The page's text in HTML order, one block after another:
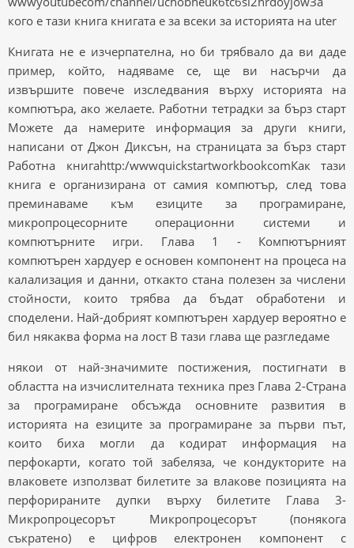
кого е тази книга книгата е за всеки за историята на uter
Книгата не е изчерпателна, но би трябвало да ви даде
пример, който, надяваме се, ще ви насърчи да
извършите повече изследвания върху историята на
компютъра, ако желаете. Работни тетрадки за бърз старт
Можете да намерите информация за други книги,
написани от Джон Диксън, на страницата за бърз старт
Работна книгаhttp:/wwwquickstartworkbookcomКак тази
книга е организирана от самия компютър, след това
преминаваме към езиците за програмиране,
микропроцесорните операционни системи и
компютърните игри. Глава 1 - Компютърният
компютърен хардуер е основен компонент на процеса на
калализация и данни, откакто стана полезен за числени
стойности, които трябва да бъдат обработени и
споделени. Най-добрият компютърен хардуер вероятно е
бил някаква форма на лост В тази глава ще разгледаме
някои от най-значимите постижения, постигнати в
областта на изчислителната техника през Глава 2-Страна
за програмиране обсъжда основните развития в
историята на езиците за програмиране за първи път,
които биха могли да кодират информация на
перфокарти, когато той забеляза, че кондукторите на
влаковете използват билетите за влакове позицията на
перфорираните дупки върху билетите Глава 3-
Микропроцесорът Микропроцесорът (понякога
съкратено) е цифров електронен компонент с